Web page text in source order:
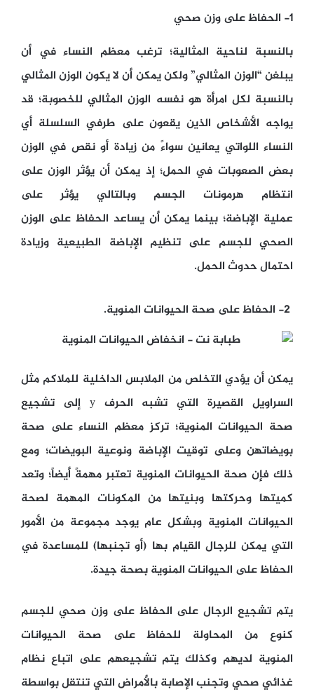
1- الحفاظ على وزن صحي
بالنسبة لناحية المثالية؛ ترغب معظم النساء في أن
يبلغن “الوزن المثالي” ولكن يمكن أن لا يكون الوزن المثالي
بالنسبة لكل امرأة هو نفسه الوزن المثالي للخصوبة؛ قد
يواجه الأشخاص الذين يقعون على طرفي السلسلة أي
النساء اللواتي يعانين سواءً من زيادة أو نقص في الوزن
بعض الصعوبات في الحمل؛ إذ يمكن أن يؤثر الوزن على
انتظام هرمونات الجسم وبالتالي يؤثر على
عملية الإباضة؛ بينما يمكن أن يساعد الحفاظ على الوزن
الصحي للجسم على تنظيم الإباضة الطبيعية وزيادة
احتمال حدوث الحمل.
يمكن أن يؤدي التخلص من الملابس الداخلية للملاكم مثل
السراويل القصيرة التي تشبه الحرف y إلى تشجيع
صحة الحيوانات المنوية؛ تركز معظم النساء على صحة
بويضاتهن وعلى توقيت الإباضة ونوعية البويضات؛ ومع
ذلك فإن صحة الحيوانات المنوية تعتبر مهمةً أيضاً؛ وتعد
كميتها وحركتها وبنيتها من المكونات المهمة لصحة
الحيوانات المنوية وبشكل عام يوجد مجموعة من الأمور
التي يمكن للرجال القيام بها (أو تجنبها) للمساعدة في
الحفاظ على الحيوانات المنوية بصحة جيدة.
يتم تشجيع الرجال على الحفاظ على وزن صحي للجسم
كنوع من المحاولة للحفاظ على صحة الحيوانات
المنوية لديهم وكذلك يتم تشجيعهم على اتباع نظام
غذائي صحي وتجنب الإصابة بالأمراض التي تنتقل بواسطة